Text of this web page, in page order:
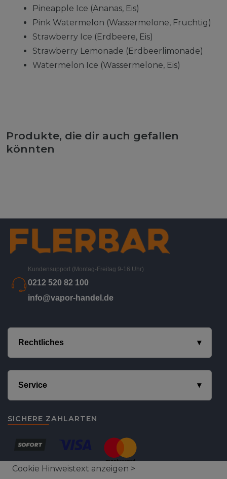
Pineapple Ice (Ananas, Eis)
Pink Watermelon (Wassermelone, Fruchtig)
Strawberry Ice (Erdbeere, Eis)
Strawberry Lemonade (Erdbeerlimonade)
Watermelon Ice (Wassermelone, Eis)
Produkte, die dir auch gefallen
könnten
Kundensupport (Montag-Freitag 9-16 Uhr)
0212 520 82 100
info@vapor-handel.de
Rechtliches
Service
SICHERE ZAHLARTEN
Cookie Hinweistext anzeigen >